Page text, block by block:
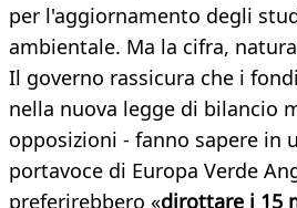
per l'aggiornamento degli
ambientale. Ma la cifra,
Il governo rassicura che i
nella nuova legge di bilancio
opposizioni - fanno sapere in
portavoce di Europa Verde
preferirebbero «dirottare i 15